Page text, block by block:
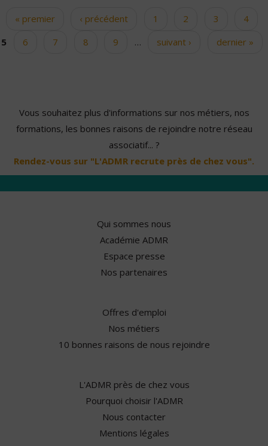
Pages
« premier ‹ précédent 1 2 3
4
5
6 7 8 9 … suivant › dernier »
Vous souhaitez plus d'informations sur nos métiers, nos
formations, les bonnes raisons de rejoindre notre réseau
associatif... ?
Rendez-vous sur "L'ADMR recrute près de chez vous".
Qui sommes nous
Académie ADMR
Espace presse
Nos partenaires
Offres d'emploi
Nos métiers
10 bonnes raisons de nous rejoindre
L'ADMR près de chez vous
Pourquoi choisir l'ADMR
Nous contacter
Mentions légales